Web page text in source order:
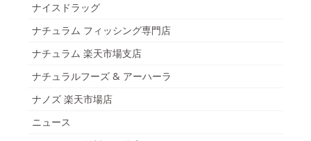
ナイスドラッグ
ナチュラム フィッシング専門店
ナチュラム 楽天市場支店
ナチュラルフーズ & アーハーラ
ナノズ 楽天市場店
ニュース